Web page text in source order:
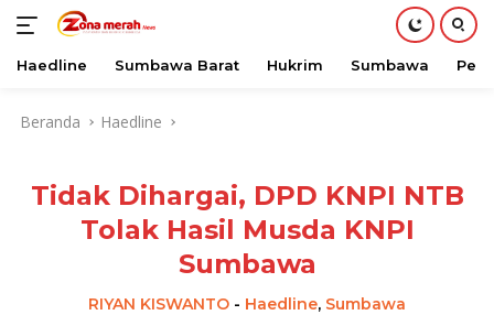
Haedline Sumbawa Barat Hukrim Sumbawa
Beranda Haedline
Tidak Dihargai, DPD KNPI NTB
Tolak Hasil Musda KNPI
Sumbawa
RIYAN KISWANTO - Haedline, Sumbawa